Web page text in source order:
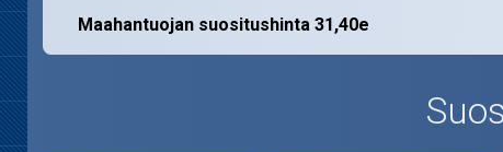
Maahantuojan suositushinta 31,40e